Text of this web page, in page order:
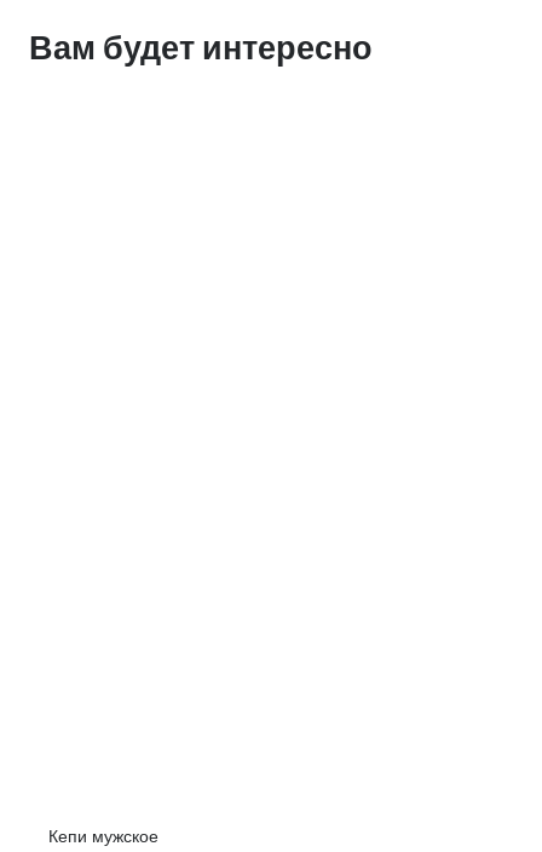
Вам будет интересно
Кепи мужское